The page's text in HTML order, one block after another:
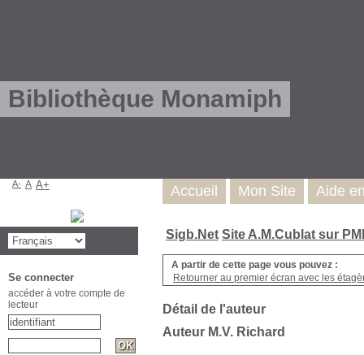
Bibliothèque Monamiph
Sigb.Net Site A.M.Cublat sur
A partir de cette page vous pouvez :
Retourner au premier écran avec les
Détail de l'auteur
Auteur M.V. Richard
Accueil Mon Site Aide
A- A A+
Se connecter
accéder à votre compte de
lecteur